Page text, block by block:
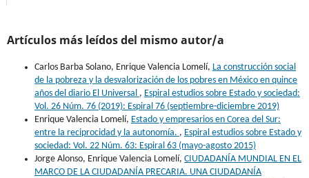
Artículos más leídos del mismo autor/a
Carlos Barba Solano, Enrique Valencia Lomelí, La construcción social
de la pobreza y la desvalorización de los pobres en México en quince
años del diario El Universal , Espiral estudios sobre Estado y sociedad:
Vol. 26 Núm. 76 (2019): Espiral 76 (septiembre-diciembre 2019)
Enrique Valencia Lomelí, Estado y empresarios en Corea del Sur:
entre la reciprocidad y la autonomía. , Espiral estudios sobre Estado y
sociedad: Vol. 22 Núm. 63: Espiral 63 (mayo-agosto 2015)
Jorge Alonso, Enrique Valencia Lomelí, CIUDADANÍA MUNDIAL EN EL
MARCO DE LA CIUDADANÍA PRECARIA. UNA CIUDADANÍA